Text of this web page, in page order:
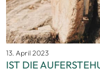
13. April 2023
IST DIE